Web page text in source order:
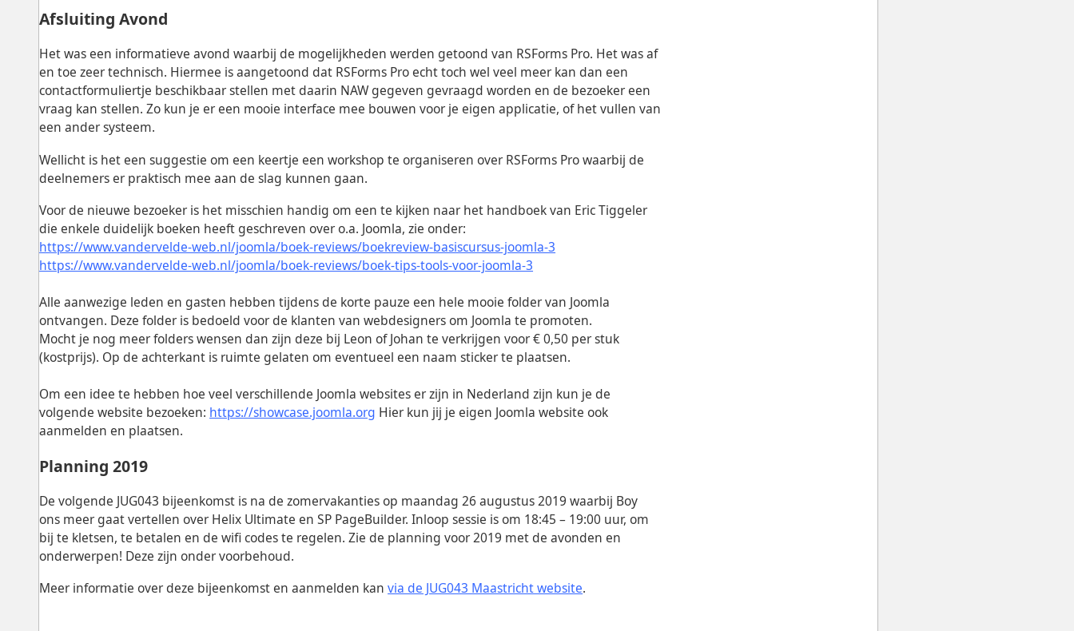
Afsluiting Avond
Het was een informatieve avond waarbij de mogelijkheden werden getoond van RSForms Pro. Het was af
en toe zeer technisch. Hiermee is aangetoond dat RSForms Pro echt toch wel veel meer kan dan een
contactformuliertje beschikbaar stellen met daarin NAW gegeven gevraagd worden en de bezoeker een
vraag kan stellen. Zo kun je er een mooie interface mee bouwen voor je eigen applicatie, of het vullen van
een ander systeem.
Wellicht is het een suggestie om een keertje een workshop te organiseren over RSForms Pro waarbij de
deelnemers er praktisch mee aan de slag kunnen gaan.
Voor de nieuwe bezoeker is het misschien handig om een te kijken naar het handboek van Eric Tiggeler
die enkele duidelijk boeken heeft geschreven over o.a. Joomla, zie onder:
https://www.vandervelde-web.nl/joomla/boek-reviews/boekreview-basiscursus-joomla-3
https://www.vandervelde-web.nl/joomla/boek-reviews/boek-tips-tools-voor-joomla-3
Alle aanwezige leden en gasten hebben tijdens de korte pauze een hele mooie folder van Joomla
ontvangen. Deze folder is bedoeld voor de klanten van webdesigners om Joomla te promoten.
Mocht je nog meer folders wensen dan zijn deze bij Leon of Johan te verkrijgen voor € 0,50 per stuk
(kostprijs). Op de achterkant is ruimte gelaten om eventueel een naam sticker te plaatsen.
Om een idee te hebben hoe veel verschillende Joomla websites er zijn in Nederland zijn kun je de
volgende website bezoeken: https://showcase.joomla.org Hier kun jij je eigen Joomla website ook
aanmelden en plaatsen.
Planning 2019
De volgende JUG043 bijeenkomst is na de zomervakanties op maandag 26 augustus 2019 waarbij Boy
ons meer gaat vertellen over Helix Ultimate en SP PageBuilder. Inloop sessie is om 18:45 – 19:00 uur, om
bij te kletsen, te betalen en de wifi codes te regelen. Zie de planning voor 2019 met de avonden en
onderwerpen! Deze zijn onder voorbehoud.
Meer informatie over deze bijeenkomst en aanmelden kanvia de JUG043 Maastricht website.